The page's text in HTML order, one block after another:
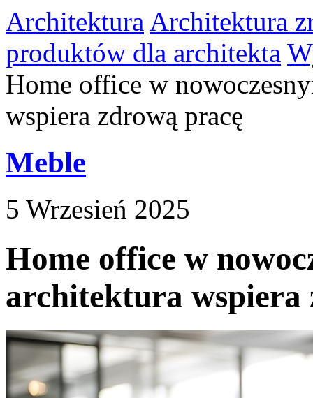
Architektura Architektura
produktów dla architekta
Home office w
wspiera zdrową pracę
Meble
5 Wrzesień 2025
Home office w
architektura wspiera